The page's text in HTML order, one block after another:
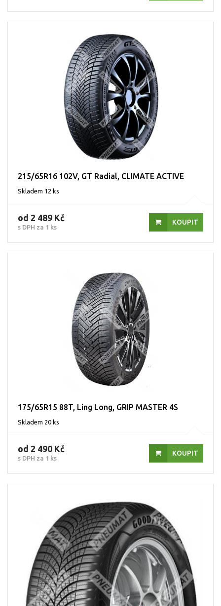
215/65R16 102V, GT Radial, CLIMATE ACTIVE
Skladem 12 ks
od 2 489 Kč
s DPH za 1 ks
KOUPIT
175/65R15 88T, Ling Long, GRIP MASTER 4S
Skladem 20 ks
od 2 490 Kč
s DPH za 1 ks
KOUPIT